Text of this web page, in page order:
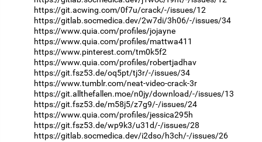
https://git.acwing.com/0f7u/crack/-/issues/12
https://gitlab.socmedica.dev/2w7di/3h06/-/issues/34
https://www.quia.com/profiles/jojayne
https://www.quia.com/profiles/mattwa411
https://www.pinterest.com/tm0k5f2
https://www.quia.com/profiles/robertjadhav
https://git.fsz53.de/oq5pt/tj3r/-/issues/34
https://www.tumblr.com/neat-video-crack-3r
https://git.allthefallen.moe/n0jy/download/-/issues/13
https://git.fsz53.de/m58j5/z7g9/-/issues/24
https://www.quia.com/profiles/jessica295h
https://git.fsz53.de/wp9k3/u31d/-/issues/28
https://gitlab.socmedica.dev/i2dso/h3ch/-/issues/26